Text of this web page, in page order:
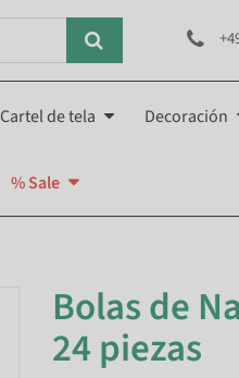
Cartel de tela Decoración
% Sale
Bolas de
24 piezas